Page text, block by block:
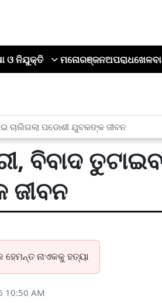
ଓ ନିଯୁକ୍ତି ମନୋରଞ୍ଜନଅପରାଧଖେଳ
ଚାଲିଗଲା ପଡୋଶୀ ଯୁବକଙ୍କ ଜୀବନ
ବିବାଦ
ଜୀବନ
ହେମନ୍ତ ନାଏକକୁ ହତ୍ୟା
10:50 AM